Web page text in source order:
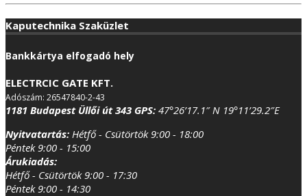
Kaputechnika Szaküzlet
Bankkártya elfogadó hely
ELECTRCIC GATE KFT.
Adószám: 26547840-2-43
1181 Budapest Üllői út 343 GPS: 47°26’17.1″ N 19°11’29.2″E
Nyitvatartás: Hétfő - Csütörtök 9:00 - 18:00
Péntek 9:00 - 15:00
Árukiadás:
Hétfő - Csütörtök 9:00 - 17:30
Péntek 9:00 - 14:30